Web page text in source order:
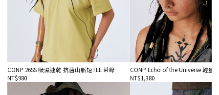
CONP 26SS 吸濕速乾 抗菌山脈短TEE 茶綠
NT$980
CONP Echo of the Universe 輕量
NT$1,380